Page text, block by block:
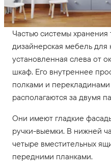
Частью системы хранения
дизайнерская мебель для
установленная слева от
шкаф. Его внутреннее
полками и
располагаются за двумя
Они имеют гладкие
ручки-выемки. В нижней
четыре вместительных
передними планками.